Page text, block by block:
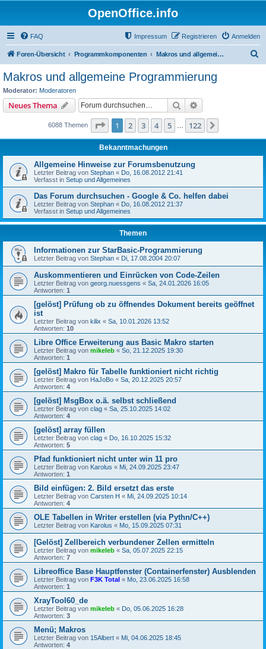
OpenOffice.info
FAQ Anmelden
Registrieren
Impressum
Foren-Übersicht Programmkomponenten Makros und allgemeine Programmierung
Makros und allgemeine Programmierung
Moderator: Moderatoren
Neues Thema Suche
6088 Themen Seite 1von 122
1 2 3 4 5 122
Bekanntmachungen
Allgemeine Hinweise zur Forumsbenutzung
Letzter Beitrag von Stephan « Do, 16.08.2012 21:41
Verfasst in Setup und Allgemeines
Das Forum durchsuchen - Google & Co. helfen dabei
Letzter Beitrag von Stephan « Do, 16.08.2012 21:37
Verfasst in Setup und Allgemeines
Themen
Informationen zur StarBasic-Programmierung
Letzter Beitrag von Stephan « Di, 17.08.2004 20:07
Auskommentieren und Einrücken von Code-Zeilen
Letzter Beitrag von georg.nuessgens « Sa, 24.01.2026 16:05
Antworten: 1
[gelöst] Prüfung ob zu öffnendes Dokument bereits geöffnet
ist
Letzter Beitrag von kilix « Sa, 10.01.2026 13:52
Antworten: 10
Libre Office Erweiterung aus Basic Makro starten
Letzter Beitrag von mikeleb « So, 21.12.2025 19:30
Antworten: 1
[gelöst] Makro für Tabelle funktioniert nicht richtig
Letzter Beitrag von HaJoBo « Sa, 20.12.2025 20:57
Antworten: 4
[gelöst] MsgBox o.ä. selbst schließend
Letzter Beitrag von clag « Sa, 25.10.2025 14:02
Antworten: 4
[gelöst] array füllen
Letzter Beitrag von clag « Do, 16.10.2025 15:32
Antworten: 5
Pfad funktioniert nicht unter win 11 pro
Letzter Beitrag von Karolus « Mi, 24.09.2025 23:47
Antworten: 1
Bild einfügen: 2. Bild ersetzt das erste
Letzter Beitrag von Carsten H « Mi, 24.09.2025 10:14
Antworten: 4
OLE Tabellen in Writer erstellen (via Pythn/C++)
Letzter Beitrag von Karolus « Mo, 15.09.2025 07:31
[Gelöst] Zellbereich verbundener Zellen ermitteln
Letzter Beitrag von mikeleb « Sa, 05.07.2025 22:15
Antworten: 7
Libreoffice Base Hauptfenster (Containerfenster) Ausblenden
Letzter Beitrag von F3K Total « Mo, 23.06.2025 16:58
Antworten: 1
XrayTool60_de
Letzter Beitrag von mikeleb « Do, 05.06.2025 16:28
Antworten: 3
Menü; Makros
Letzter Beitrag von 15Albert « Mi, 04.06.2025 18:45
Antworten: 4